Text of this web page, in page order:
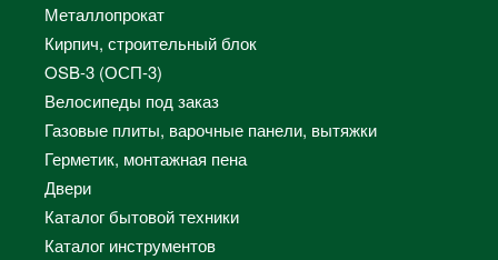
Металлопрокат
Кирпич, строительный блок
OSB-3 (ОСП-3)
Велосипеды под заказ
Газовые плиты, варочные панели, вытяжки
Герметик, монтажная пена
Двери
Каталог бытовой техники
Каталог инструментов